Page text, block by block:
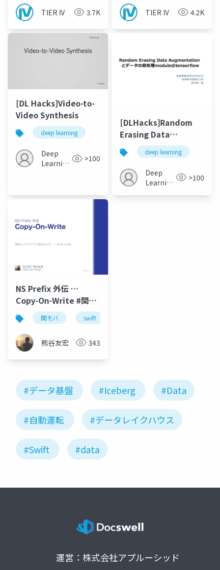
TIER IV 3.7K TIER IV 4.2K
[DL Hacks]Video-to-
Video Synthesis
deep learning
Deep
Learning
>100
[DLHacks]Random
Erasing Data
Augmentationとデー
タの前処理
module@tensorflow
deep learning
Deep
Learning
>100
NS Prefix 外伝 …
Copy-On-Write #関モ
バ
関モバ swift
熊谷友宏 343
#データ基盤 #Iceberg #Data
#自動運転 #データレイクハウス
#Swift #data
運営：株式会社アプルーシッド